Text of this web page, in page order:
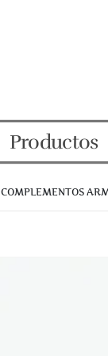
Productos
COMPLEMENTOS